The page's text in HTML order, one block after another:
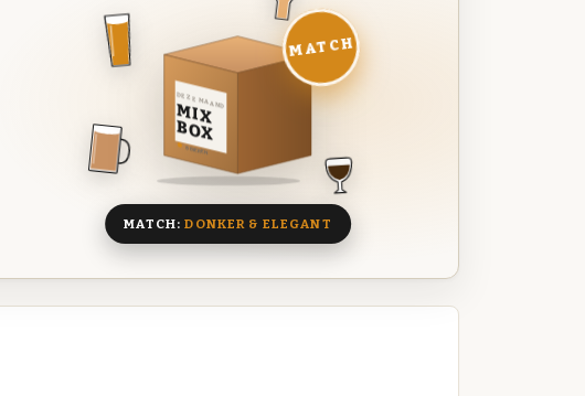
DEZE MAAND
MIX
BOX
8 BIEREN
MATCH
MATCH:DONKER & ELEGANT